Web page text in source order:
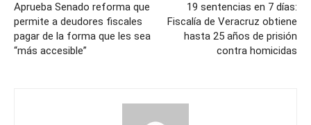
Aprueba Senado reforma que
permite a deudores fiscales
pagar de la forma que les sea
“más accesible”
19 sentencias en 7 días:
Fiscalía de Veracruz obtiene
hasta 25 años de prisión
contra homicidas